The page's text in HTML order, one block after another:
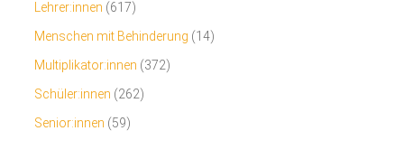
Lehrer:innen (617)
Menschen mit Behinderung (14)
Multiplikator:innen (372)
Schüler:innen (262)
Senior:innen (59)